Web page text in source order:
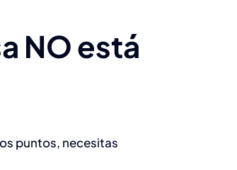
NO está
puntos, necesitas